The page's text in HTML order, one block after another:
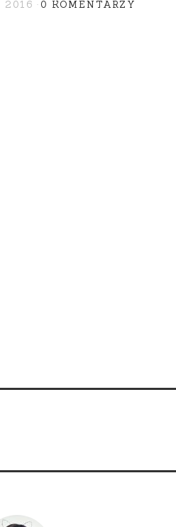
2016 0 KOMENTARZY